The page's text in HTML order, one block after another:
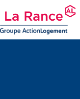
au
contenu